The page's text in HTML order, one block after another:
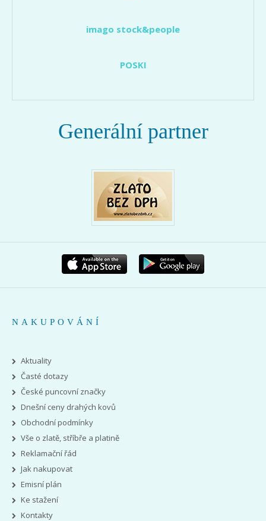
imago stock&people
POSKI
Generální partner
NAKUPOVÁNÍ
Aktuality
Časté dotazy
České puncovní značky
Dnešní ceny drahých kovů
Obchodní podmínky
Vše o zlatě, stříbře a platině
Reklamační řád
Jak nakupovat
Emisní plán
Ke stažení
Kontakty